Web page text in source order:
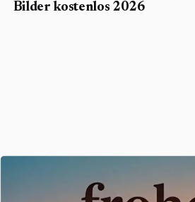
Bilder kostenlos 2026